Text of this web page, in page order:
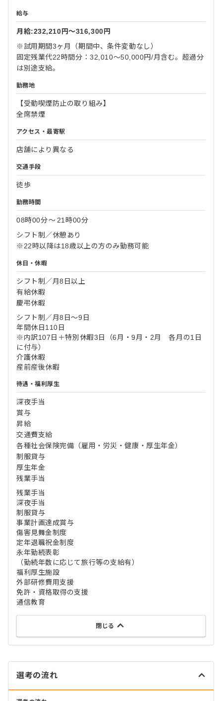
給与
月給:232,210円〜316,300円
※試用期間3ヶ月（期間中、条件変動なし）
固定残業代22時間分：32,010～50,000円/月含む。超過分
は別途支給。
勤務地
【受動喫煙防止の取り組み】
全席禁煙
アクセス・最寄駅
店舗により異なる
交通手段
徒歩
勤務時間
08時00分〜 21時00分
シフト制／休憩あり
※22時以降は18歳以上の方のみ勤務可能
休日・休暇
シフト制／月8日以上
有給休暇
慶弔休暇
シフト制／月8日～9日
年間休日110日
※内訳107日＋特別休暇3日（6月・9月・2月 各月の1日
に付与）
介護休暇
産前産後休暇
待遇・福利厚生
深夜手当
賞与
昇給
交通費支給
各種社会保険完備（雇用・労災・健康・厚生年金）
制服貸与
厚生年金
残業手当
残業手当
深夜手当
制服貸与
事業計画達成賞与
傷害見舞金制度
定年退職祝金制度
永年勤続表彰
（勤続年数に応じて旅行等の支給有）
福利厚生施設
外部研修費用支援
免許・資格取得の支援
通信教育
閉じる
選考の流れ